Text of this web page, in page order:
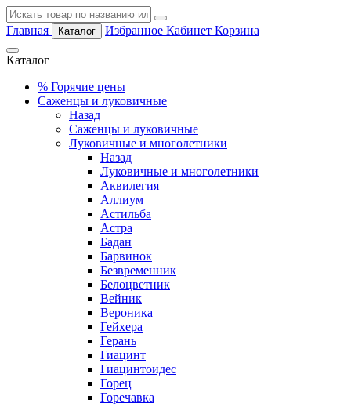
Главная Каталог Избранное Кабинет Корзина
Каталог
% Горячие цены
Саженцы и луковичные
Назад
Саженцы и луковичные
Луковичные и многолетники
Назад
Луковичные и многолетники
Аквилегия
Аллиум
Астильба
Астра
Бадан
Барвинок
Безвременник
Белоцветник
Вейник
Вероника
Гейхера
Герань
Гиацинт
Гиацинтоидес
Горец
Горечавка